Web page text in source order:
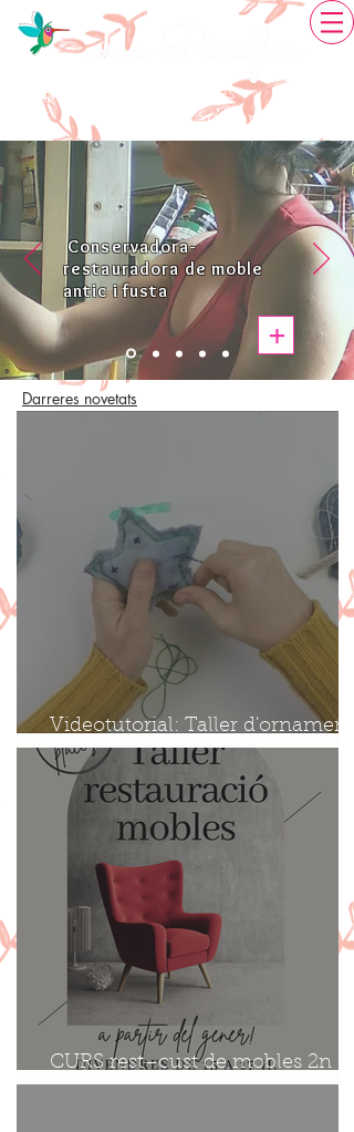
La Picaflor
Restauració de Mobles
Creativitat artesanal
Conservadora-
restauradora de moble
antic i fusta
+
Darreres novetats
Videotutorial: Taller d'ornaments
amb roba texana
CURS rest–cust de mobles 2n
torn